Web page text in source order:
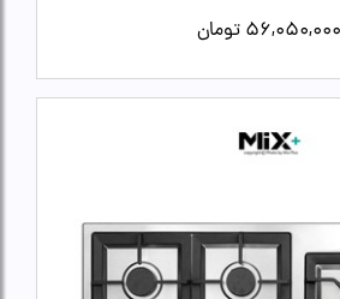
56,050,000 تومان